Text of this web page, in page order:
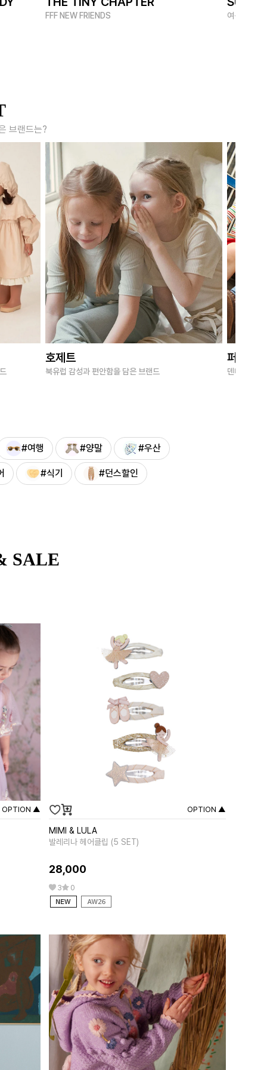
FFF NEW FRIENDS 여름 멋쟁
브랜드는?
호제트
북유럽 감성과 편안함을 담은 브랜드
퍼브키
덴마크 감
#여행 #양말 #우산
#식기 #던스할인
SALE
OPTION ▲ OPTION ▲
MIMI & LULA
발레리나 헤어클립 (5 SET)
28,000
3 0